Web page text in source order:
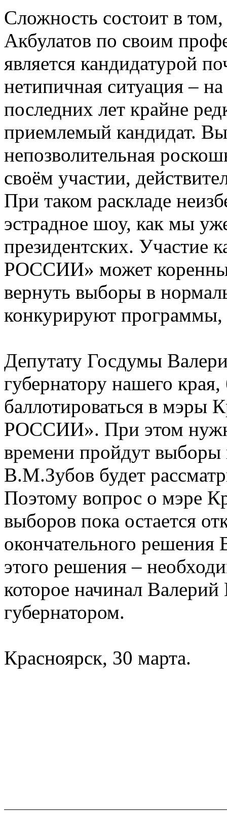
Сложность состоит в
Акбулатов по своим
является кандидатурой
нетипичная ситуация –
последних лет крайне
приемлемый кандидат.
непозволительная
своём участии,
При таком раскладе
эстрадное шоу, как мы
президентских. Участие
РОССИИ» может
вернуть выборы в
конкурируют
Депутату Госдумы
губернатору нашего
баллотироваться в мэры
РОССИИ». При этом
времени пройдут выборы
В.М.Зубов будет
Поэтому вопрос о мэре
выборов пока остается
окончательного
этого решения –
которое начинал
губернатором.
Красноярск, 30 марта.